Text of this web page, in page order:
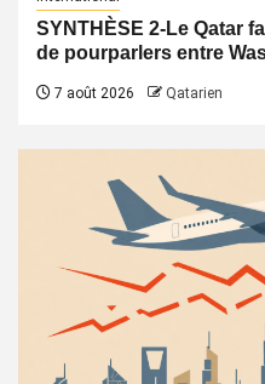
SYNTHÈSE 2-Le Qatar
de pourparlers entre
7 août 2026 Qatarien